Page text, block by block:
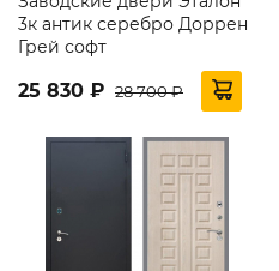
3к антик серебро Доррен
Грей софт
25 830 ₽ 28 700 ₽